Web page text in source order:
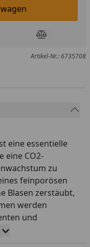
legen
hinzufügenProdukt
Artikel-Nr.: 6735708
eine essentielle
eine CO2-
zu
feinporösen
Blasen zerstäubt,
werden
und
im gesamten
- Tiny (11mm) für